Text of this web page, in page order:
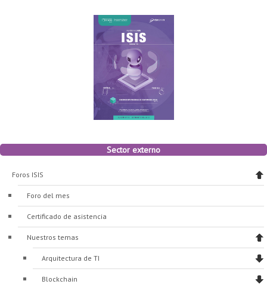
Sector externo
Foros ISIS
Foro del mes
Certificado de asistencia
Nuestros temas
Arquitectura de TI
Blockchain